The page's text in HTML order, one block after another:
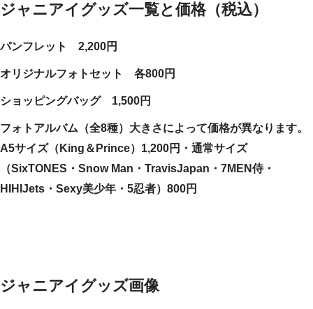
ジャニアイグッズ一覧と価格（税込）
パンフレット 2,200円
オリジナルフォトセット 各800円
ショッピングバッグ 1,500円
フォトアルバム（全8種）大きさによって価格が異なります。
A5サイズ（King＆Prince）1,200円・通常サイズ
（SixTONES・Snow Man・TravisJapan・7MEN侍・
HIHIJets・Sexy美少年・5忍者）800円
ジャニアイグッズ画像